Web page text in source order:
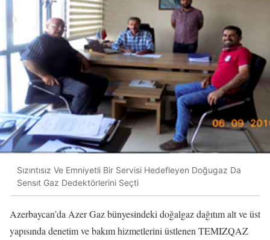
Sızıntısız Ve Emniyetli Bir Servisi Hedefleyen Doğugaz Da
Sensıt Gaz Dedektörlerini Seçti
Azerbaycan’da Azer Gaz bünyesindeki doğalgaz dağıtım alt ve üst
yapısında denetim ve bakım hizmetlerini üstlenen TEMIZQAZ